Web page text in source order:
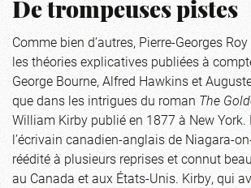
De trompeuses pistes
Comme bien d’autres, Pierre-Georges
les théories explicatives publiées à
George Bourne, Alfred Hawkins et
que dans les intrigues du romanThe
William Kirby publié en 1877 à New York.
l’écrivain canadien-anglais de Niagara-
réédité à plusieurs reprises et connut
au Canada et aux États-Unis. Kirby, qui